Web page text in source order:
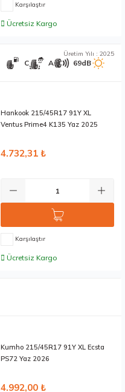
Karşılaştır
Ücretsiz Kargo
Üretim Yılı : 2025
C A 69dB
Hankook 215/45R17 91Y XL
Ventus Prime4 K135 Yaz 2025
4.732,31 ₺
Karşılaştır
Ücretsiz Kargo
Kumho 215/45R17 91Y XL Ecsta
PS72 Yaz 2026
4.992,00 ₺